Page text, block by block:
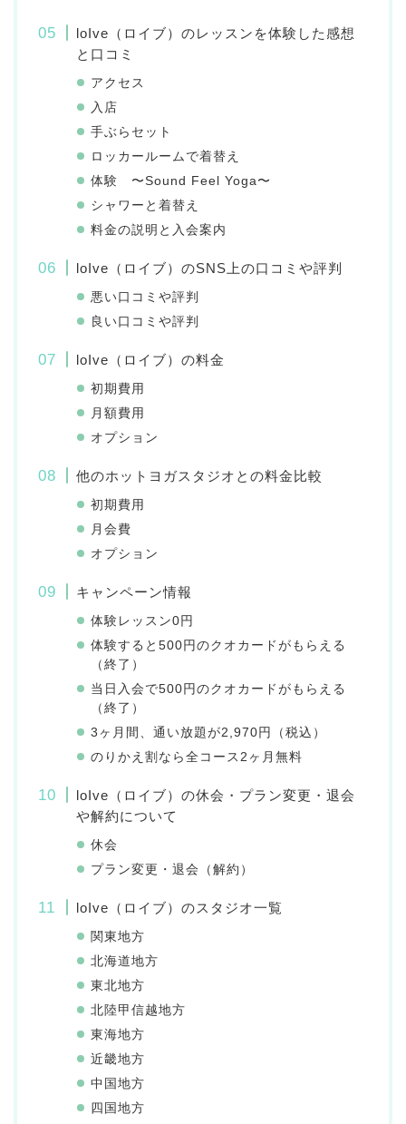
loIve（ロイブ）のレッスンを体験した感想
と口コミ
アクセス
入店
手ぶらセット
ロッカールームで着替え
体験 〜Sound Feel Yoga〜
シャワーと着替え
料金の説明と入会案内
loIve（ロイブ）のSNS上の口コミや評判
悪い口コミや評判
良い口コミや評判
loIve（ロイブ）の料金
初期費用
月額費用
オプション
他のホットヨガスタジオとの料金比較
初期費用
月会費
オプション
キャンペーン情報
体験レッスン0円
体験すると500円のクオカードがもらえる
（終了）
当日入会で500円のクオカードがもらえる
（終了）
3ヶ月間、通い放題が2,970円（税込）
のりかえ割なら全コース2ヶ月無料
loIve（ロイブ）の休会・プラン変更・退会
や解約について
休会
プラン変更・退会（解約）
loIve（ロイブ）のスタジオ一覧
関東地方
北海道地方
東北地方
北陸甲信越地方
東海地方
近畿地方
中国地方
四国地方